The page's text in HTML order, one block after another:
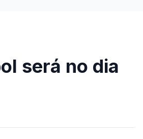
será no dia